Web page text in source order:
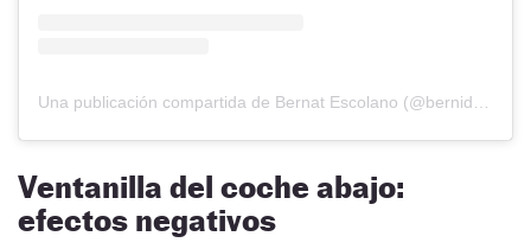
Una publicación compartida de Bernat Escolano (@bernideldesguace)
Ventanilla del coche abajo:
efectos negativos